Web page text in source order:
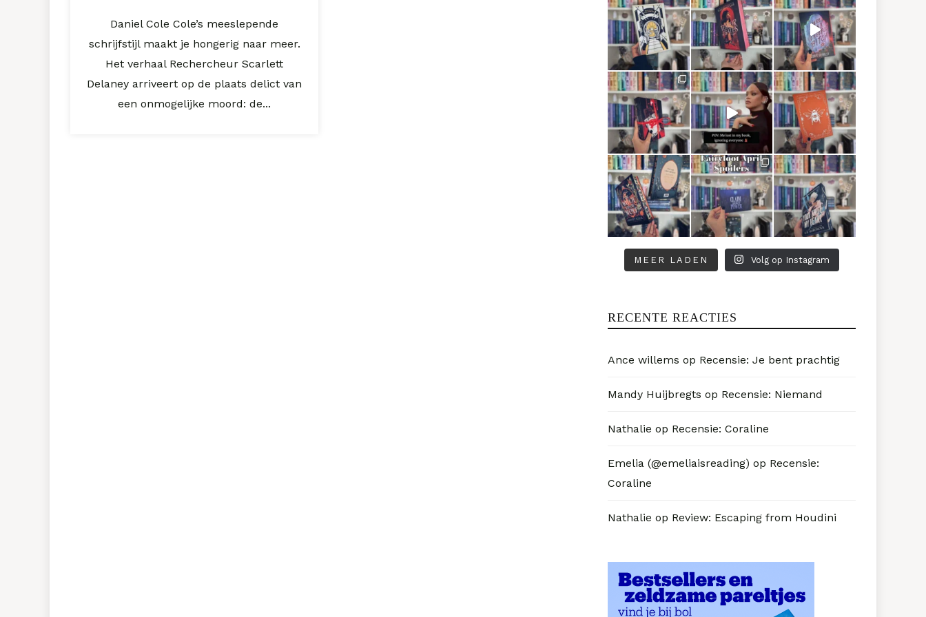
Daniel Cole Cole’s meeslepende
schrijfstijl maakt je hongerig naar meer.
Het verhaal Rechercheur Scarlett
Delaney arriveert op de plaats delict van
een onmogelijke moord: de...
MEER LADEN Volg op Instagram
RECENTE REACTIES
Ance willems op Recensie: Je bent prachtig
Mandy Huijbregts op Recensie: Niemand
Nathalie op Recensie: Coraline
Emelia (@emeliaisreading) op Recensie:
Coraline
Nathalie op Review: Escaping from Houdini